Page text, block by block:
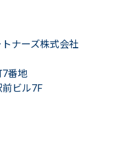
ナーズ株式会社
7番地
ビル7F